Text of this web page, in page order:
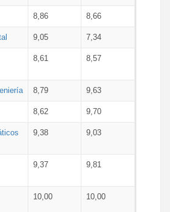
8,86 8,66
9,05 7,34
8,61 8,57
8,79 9,63
8,62 9,70
9,38 9,03
9,37 9,81
10,00 10,00